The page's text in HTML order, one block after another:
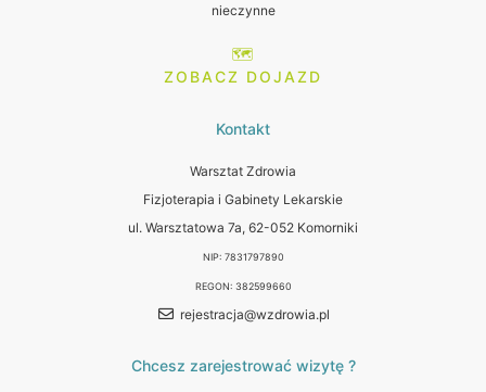
nieczynne
🗺️
ZOBACZ DOJAZD
Kontakt
Warsztat Zdrowia
Fizjoterapia i Gabinety Lekarskie
ul. Warsztatowa 7a, 62-052 Komorniki
NIP: 7831797890
REGON: 382599660
rejestracja@wzdrowia.pl
Chcesz zarejestrować wizytę ?